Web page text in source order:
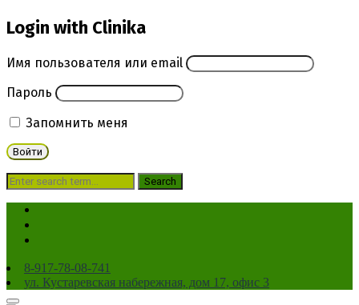
Login with Clinika
Имя пользователя или email
Пароль
Запомнить меня
8-917-78-08-741
ул. Кустаревская набережная, дом 17, офис 3